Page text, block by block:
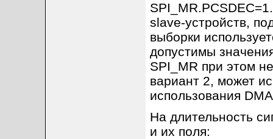
slave-устройств,
выборки
допустимы
SPI_MR при этом
вариант 2, может
использования
На длительность
и их поля: